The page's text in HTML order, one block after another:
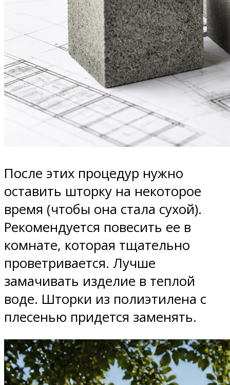
После этих процедур нужно
оставить шторку на некоторое
время (чтобы она стала сухой).
Рекомендуется повесить ее в
комнате, которая тщательно
проветривается. Лучше
замачивать изделие в теплой
воде. Шторки из полиэтилена с
плесенью придется заменять.